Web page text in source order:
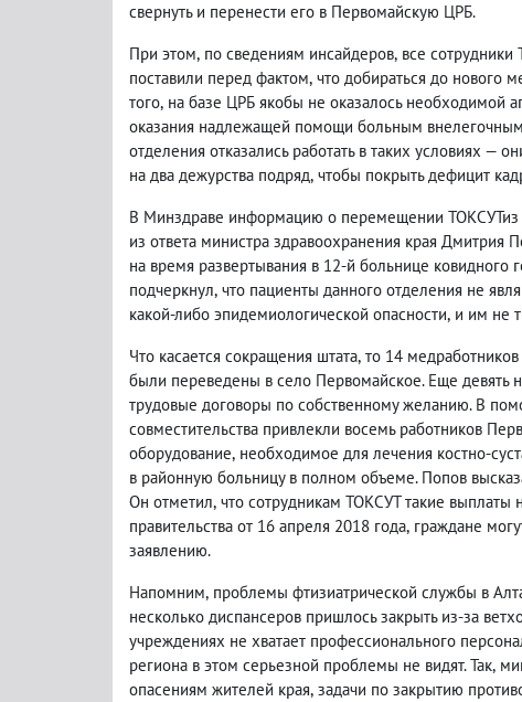
свернуть и перенести его в Первомайскую ЦРБ.
При этом, по сведениям инсайдеров, все
поставили перед фактом, что добираться до нового
того, на базе ЦРБ якобы не оказалось необходимой
оказания надлежащей помощи больным внелегочным
отделения отказались работать в таких условиях —
на два дежурства подряд, чтобы покрыть дефицит
В Минздраве информацию о перемещении ТОКСУТиз
из ответа министра здравоохранения края Дмитрия
на время развертывания в 12-й больнице ковидного
подчеркнул, что пациенты данного отделения не
какой-либо эпидемиологической опасности, и им не
Что касается сокращения штата, то 14
были переведены в село Первомайское. Еще девять
трудовые договоры по собственному желанию. В
совместительства привлекли восемь работников
оборудование, необходимое для лечения костно-
в районную больницу в полном объеме. Попов
Он отметил, что сотрудникам ТОКСУТ такие выплаты
правительства от 16 апреля 2018 года, граждане
заявлению.
Напомним, проблемы фтизиатрической службы в
несколько диспансеров пришлось закрыть из-за
учреждениях не хватает профессионального
региона в этом серьезной проблемы не видят. Так,
опасениям жителей края, задачи по закрытию